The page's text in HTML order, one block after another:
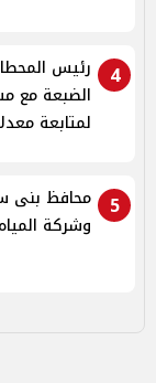
4
رئيس
الضبعة مع
لمتابعة
5
محافظ بنى
وشركة